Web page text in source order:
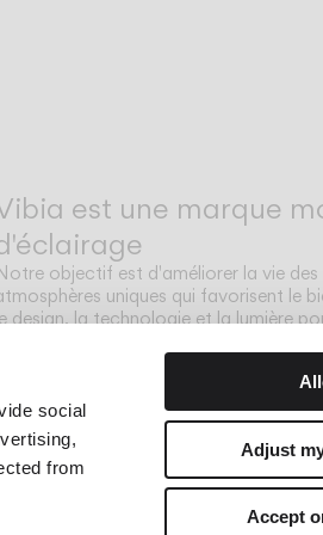
social
from
Adjust
Accept
est une marque
objectif est d'améliorer la vie des
uniques qui favorisent le
design, la technologie et la lumière